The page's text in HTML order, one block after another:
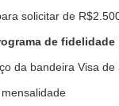
solicitar de
de
da bandeira Visa